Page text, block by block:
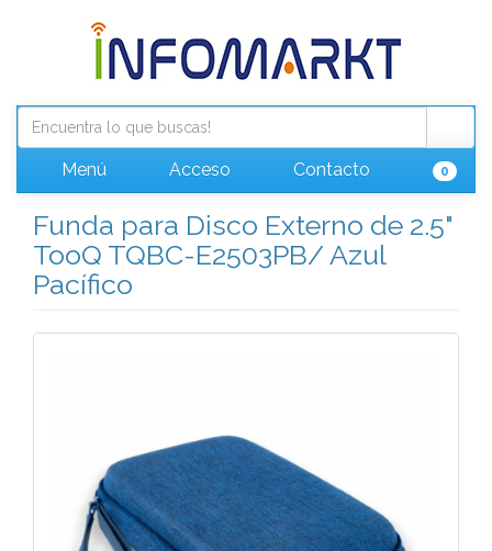
Menú Acceso Contacto 0
Funda para Disco Externo de 2.5"
TooQ TQBC-E2503PB/ Azul
Pacífico